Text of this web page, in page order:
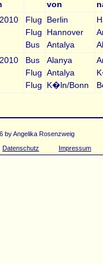
von
Flug
Flug
Bus
Berlin
Hannover
Antalya
Bus
Flug
Flug
Alanya
Antalya
K�ln/Bonn
by Angelika Rosenzweig
Datenschutz
Impressum